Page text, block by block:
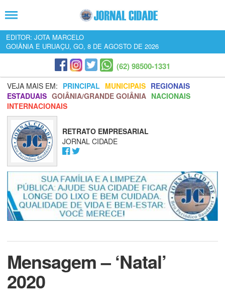
EDITOR: JOTA MARCELO
GOIÂNIA E URUAÇU, GO, 8 DE AGOSTO DE 2026
(62) 98500-1331
VEJA MAIS EM: PRINCIPAL MUNICIPAIS REGIONAIS
ESTADUAIS GOIÂNIA/GRANDE GOIÂNIA NACIONAIS
INTERNACIONAIS
RETRATO EMPRESARIAL
JORNAL CIDADE
Mensagem – ‘Natal’
2020